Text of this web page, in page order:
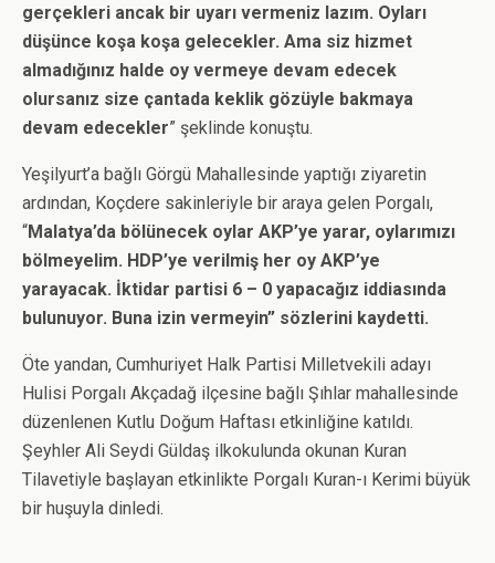
gerçekleri ancak bir uyarı vermeniz lazım. Oyları
düşünce koşa koşa gelecekler. Ama siz hizmet
almadığınız halde oy vermeye devam edecek
olursanız size çantada keklik gözüyle bakmaya
devam edecekler” şeklinde konuştu.
Yeşilyurt’a bağlı Görgü Mahallesinde yaptığı ziyaretin
ardından, Koçdere sakinleriyle bir araya gelen Porgalı,
“Malatya’da bölünecek oylar AKP’ye yarar, oylarımızı
bölmeyelim. HDP’ye verilmiş her oy AKP’ye
yarayacak. İktidar partisi 6 – 0 yapacağız iddiasında
bulunuyor. Buna izin vermeyin” sözlerini kaydetti.
Öte yandan, Cumhuriyet Halk Partisi Milletvekili adayı
Hulisi Porgalı Akçadağ ilçesine bağlı Şıhlar mahallesinde
düzenlenen Kutlu Doğum Haftası etkinliğine katıldı.
Şeyhler Ali Seydi Güldaş ilkokulunda okunan Kuran
Tilavetiyle başlayan etkinlikte Porgalı Kuran-ı Kerimi büyük
bir huşuyla dinledi.